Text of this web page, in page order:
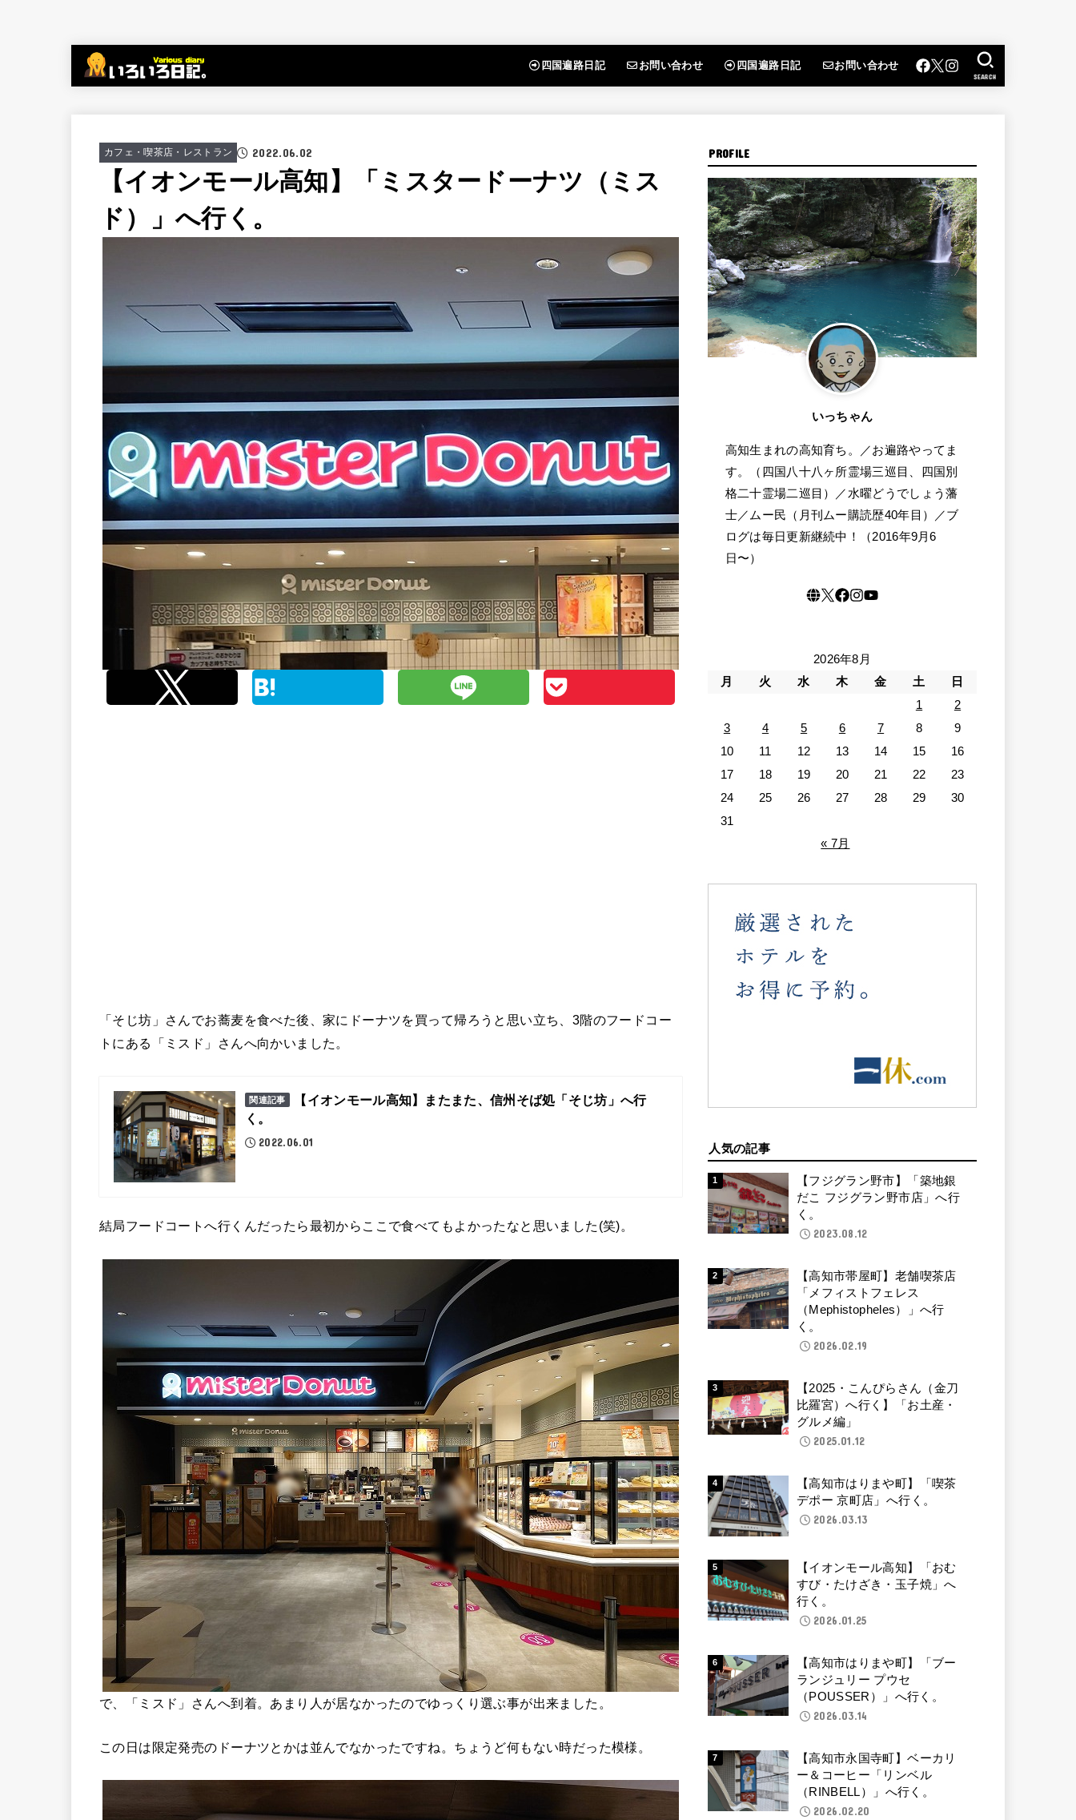
四国遍路日記 お問い合わせ 四国遍路日記 お問い合わせ
SEARCH
カフェ・喫茶店・レストラン 2022.06.02
【イオンモール高知】「ミスタードーナツ（ミス
ド）」へ行く。
「そじ坊」さんでお蕎麦を食べた後、家にドーナツを買って帰ろうと思い立ち、3階のフードコー
トにある「ミスド」さんへ向かいました。
関連記事
【イオンモール高知】またまた、信州そば処「そじ坊」へ行
く。
2022.06.01
結局フードコートへ行くんだったら最初からここで食べてもよかったなと思いました(笑)。
で、「ミスド」さんへ到着。あまり人が居なかったのでゆっくり選ぶ事が出来ました。
この日は限定発売のドーナツとかは並んでなかったですね。ちょうど何もない時だった模様。
PROFILE
いっちゃん
高知生まれの高知育ち。／お遍路やってま
す。（四国八十八ヶ所霊場三巡目、四国別
格二十霊場二巡目）／水曜どうでしょう藩
士／ムー民（月刊ムー購読歴40年目）／ブ
ログは毎日更新継続中！（2016年9月6
日〜）
2026年8月
月
火 水 木 金 土
日
1
2
3
4 5 6 7 8
9
10
11 12 13 14 15
16
17
18 19 20 21 22
23
24
25 26 27 28 29
30
31
« 7月
人気の記事
【フジグラン野市】「築地銀
だこ フジグラン野市店」へ行
く。
2023.08.12
【高知市帯屋町】老舗喫茶店
「メフィストフェレス
（Mephistopheles）」へ行
く。
2026.02.19
【2025・こんぴらさん（金刀
比羅宮）へ行く】「お土産・
グルメ編」
2025.01.12
【高知市はりまや町】「喫茶
デポー 京町店」へ行く。
2026.03.13
【イオンモール高知】「おむ
すび・たけざき・玉子焼」へ
行く。
2026.01.25
【高知市はりまや町】「ブー
ランジュリー プウセ
（POUSSER）」へ行く。
2026.03.14
【高知市永国寺町】ベーカリ
ー＆コーヒー「リンベル
（RINBELL）」へ行く。
2026.02.20